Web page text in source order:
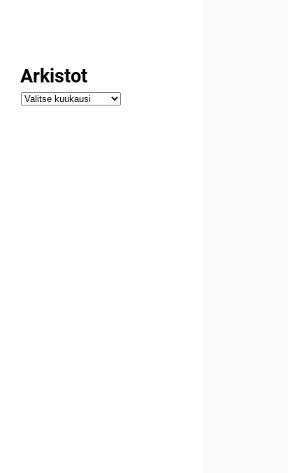
Arkistot